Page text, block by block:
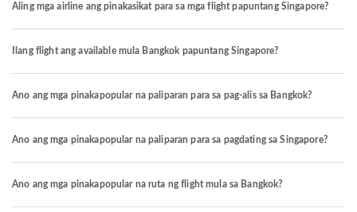
Aling mga airline ang pinakasikat para sa mga flight papuntang Singapore?
Ilang flight ang available mula Bangkok papuntang Singapore?
Ano ang mga pinakapopular na paliparan para sa pag-alis sa Bangkok?
Ano ang mga pinakapopular na paliparan para sa pagdating sa Singapore?
Ano ang mga pinakapopular na ruta ng flight mula sa Bangkok?